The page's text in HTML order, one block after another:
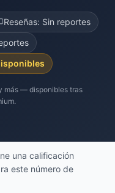
Reseñas: Sin reportes
más — disponibles tras
una calificación
este número de